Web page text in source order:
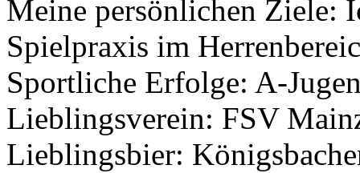
Meine persönlichen Ziele:
Spielpraxis im
Sportliche Erfolge: A-
Lieblingsverein: FSV
Lieblingsbier: